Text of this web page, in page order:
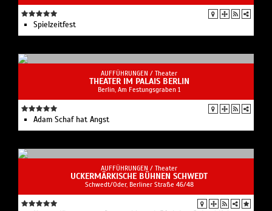
Spielzeit­fest
AUFFÜHRUNGEN / Theater
THEATER IM PALAIS BERLIN
Berlin, Am Festungsgraben 1
Adam Schaf hat Angst
AUFFÜHRUNGEN / Theater
UCKERMÄRKISCHE BÜHNEN SCHWEDT
Schwedt/Oder, Berliner Straße 46/48